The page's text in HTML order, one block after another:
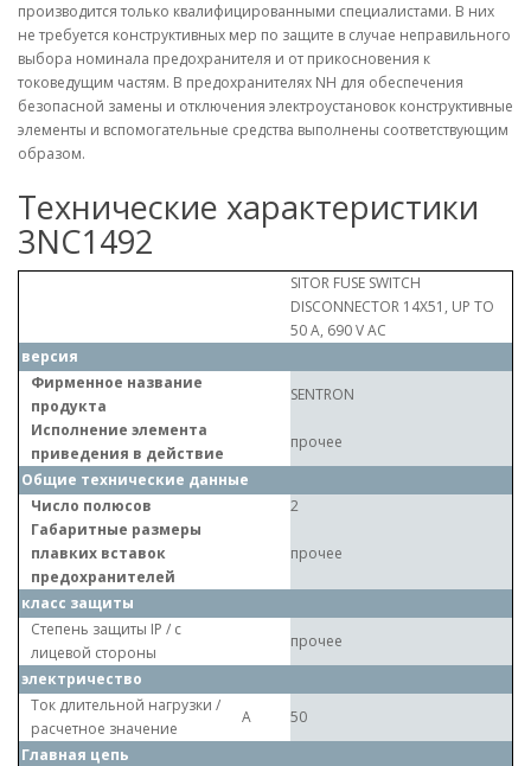
производится только квалифицированными специалистами. В них
не требуется конструктивных мер по защите в случае неправильного
выбора номинала предохранителя и от прикосновения к
токоведущим частям. В предохранителях NH для обеспечения
безопасной замены и отключения электроустановок конструктивные
элементы и вспомогательные средства выполнены соответствующим
образом.
Технические характеристики
3NC1492
SITOR FUSE SWITCH
DISCONNECTOR 14X51, UP TO
50 A, 690 V AC
версия
Фирменное название
продукта
SENTRON
Исполнение элемента
приведения в действие
прочее
Общие технические данные
Число полюсов
2
Габаритные размеры
плавких вставок
предохранителей
прочее
класс защиты
Степень защиты IP / с
лицевой стороны
прочее
электричество
Ток длительной нагрузки /
расчетное значение
A
50
Главная цепь